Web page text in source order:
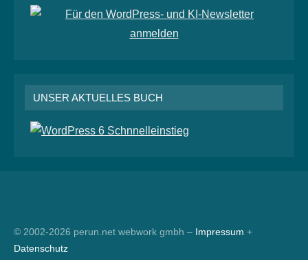
UNSER AKTUELLES BUCH
© 2002-2026 perun.net webwork gmbh – Impressum +
Datenschutz